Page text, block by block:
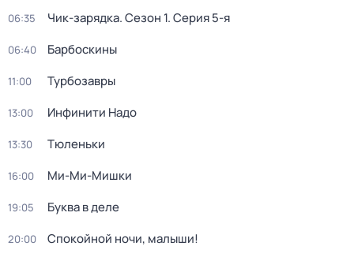
06:35 Чик-зарядка. Сезон 1. Серия 5-я
06:40 Барбоскины
11:00 Турбозавры
13:00 Инфинити Надо
13:30 Тюленьки
16:00 Ми-Ми-Мишки
19:05 Буква в деле
20:00 Спокойной ночи, малыши!